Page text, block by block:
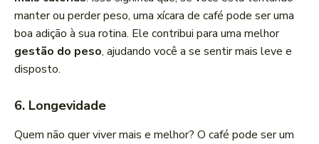
manter ou perder peso, uma xícara de café pode ser uma
boa adição à sua rotina. Ele contribui para uma melhor
gestão do peso, ajudando você a se sentir mais leve e
disposto.
6. Longevidade
Quem não quer viver mais e melhor? O café pode ser um